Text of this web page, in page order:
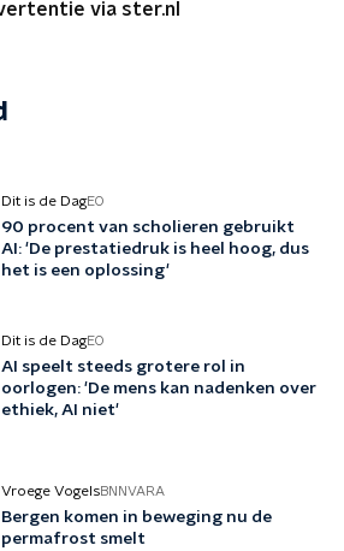
via ster.nl
Dit is de DagEO
90 procent van scholieren gebruikt
AI: 'De prestatiedruk is heel hoog, dus
het is een oplossing'
Dit is de DagEO
AI speelt steeds grotere rol in
oorlogen: 'De mens kan nadenken over
ethiek, AI niet'
Vroege VogelsBNNVARA
Bergen komen in beweging nu de
permafrost smelt